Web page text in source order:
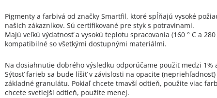
Pigmenty a farbivá od značky Smartfil, ktoré spĺňajú vysoké
našich zákazníkov. Sú certifikované pre styk s potravinami.
Majú veľkú výdatnosť a vysokú teplotu spracovania (160 ° C a 280
kompatibilné so všetkými dostupnými materiálmi.
Na dosiahnutie dobrého výsledku odporúčame použiť medzi 1%
Sýtosť farieb sa bude líšiť v závislosti na opacite
základné granulátu. Pokiaľ chcete tmavší odtieň, použite viac
chcete svetlejší odtieň, použite menej.